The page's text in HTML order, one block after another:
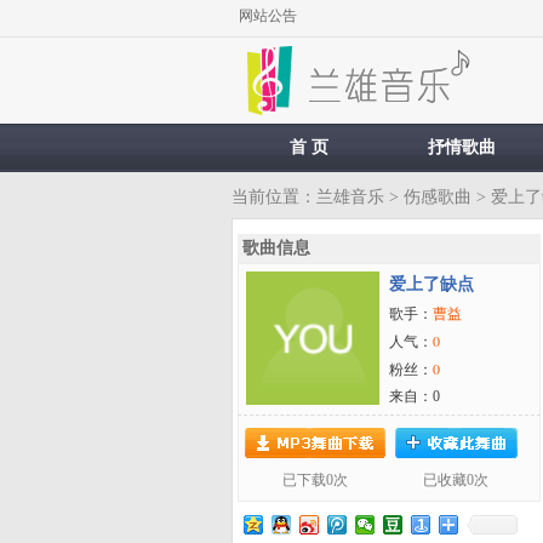
网站公告
首 页 抒情歌曲
当前位置： 兰雄音乐 > 伤感歌曲 > 爱上
歌曲信息
爱上了缺点
歌手： 曹益
人气： 0
粉丝： 0
来自：0
已下载0次 已收藏0次